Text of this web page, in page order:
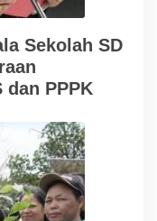
Sekolah SD
dan PPPK